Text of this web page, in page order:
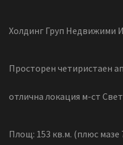
Холдинг Груп Недвижими
Просторен четиристаен
отлична локация м-ст
Площ: 153 кв.м. (плюс мазе